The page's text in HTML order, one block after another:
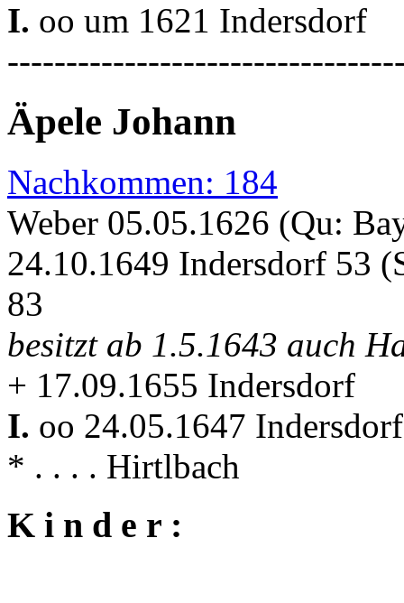
I. oo um 1621 Indersdorf
Äpele Johann
Nachkommen: 184
Weber 05.05.1626 (Qu:
24.10.1649 Indersdorf 53
83
besitzt ab 1.5.1643 auch
+ 17.09.1655 Indersdorf
I. oo 24.05.1647
* . . . . Hirtlbach
K i n d e r :